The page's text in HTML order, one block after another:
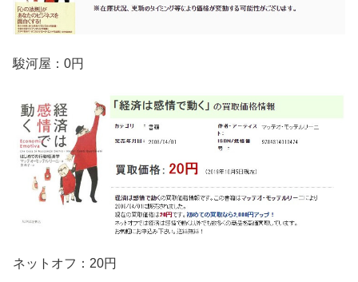
駿河屋：0円
ネットオフ：20円